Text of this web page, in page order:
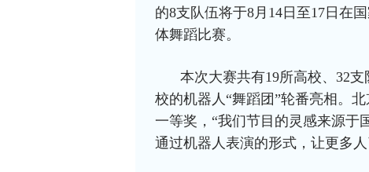
的8支队伍将于8月14日至17日在
体舞蹈比赛。
本次大赛共有19所高校、32
校的机器人“舞蹈团”轮番亮相。
一等奖，“我们节目的灵感来源于
通过机器人表演的形式，让更多